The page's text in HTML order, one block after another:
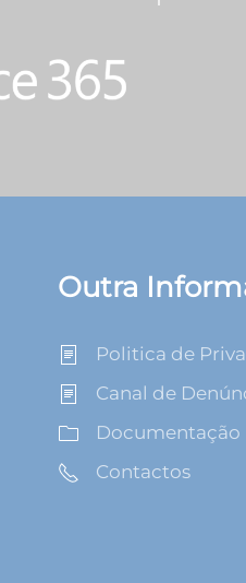
Outra
Politica de
Canal de
Documentação
Contactos